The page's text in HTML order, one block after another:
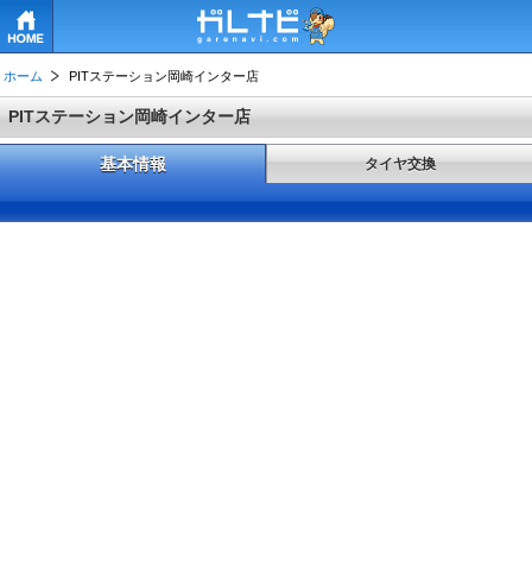
ホーム PITステーション岡崎インター店
PITステーション岡崎インター店
基本情報 タイヤ交換